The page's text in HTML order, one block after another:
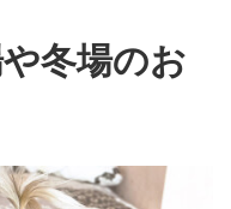
冬場のお